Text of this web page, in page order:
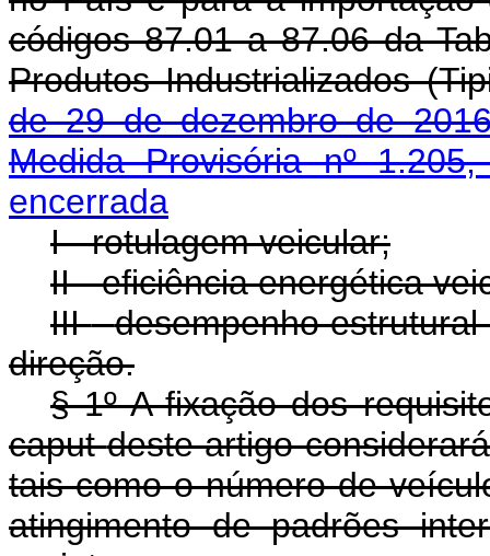
códigos 87.01 a 87.06 da
Produtos Industrializados
de 29 de dezembro de
Medida Provisória nº
encerrada
I-rotulagem veicular;
II-eficiência energética
III-desempenho
direção.
§ 1º A fixação dos
caputdeste artigo
tais como o número de
atingimento de padrões